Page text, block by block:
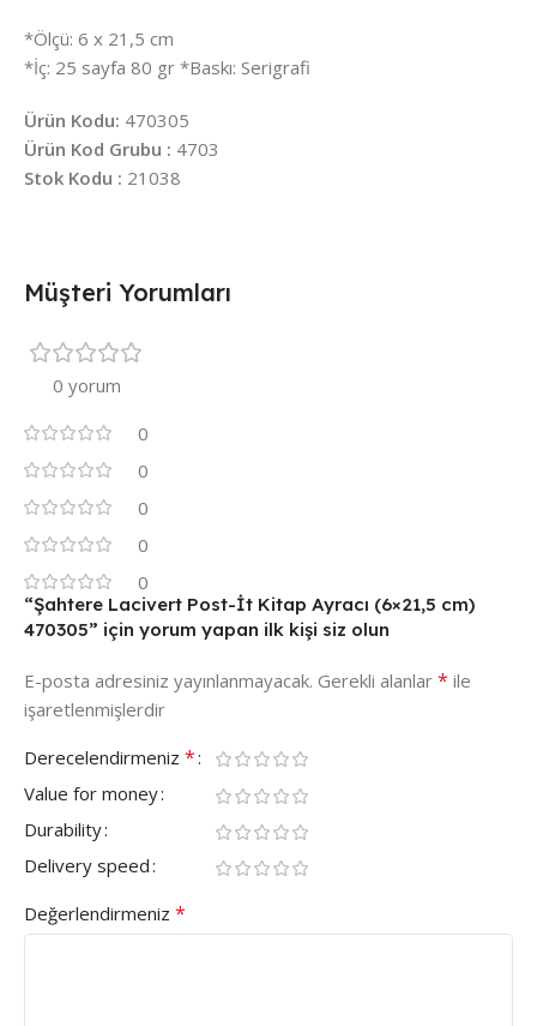
*Ölçü: 6 x 21,5 cm
*İç: 25 sayfa 80 gr *Baskı: Serigrafi
Ürün Kodu: 470305
Ürün Kod Grubu : 4703
Stok Kodu : 21038
Müşteri Yorumları
0 yorum
0
0
0
0
0
“Şahtere Lacivert Post-İt Kitap Ayracı (6×21,5 cm)
470305” için yorum yapan ilk kişi siz olun
E-posta adresiniz yayınlanmayacak. Gerekli alanlar * ile
işaretlenmişlerdir
Derecelendirmeniz *
Value for money
Durability
Delivery speed
Değerlendirmeniz *